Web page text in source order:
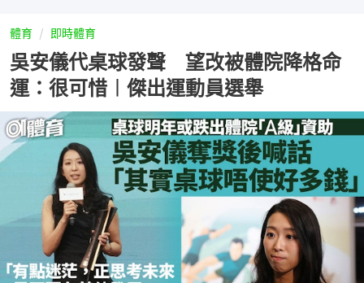
體育 即時體育
吳安儀代桌球發聲 望改被體院降格命
運：很可惜︱傑出運動員選舉